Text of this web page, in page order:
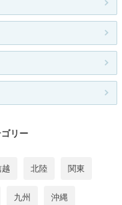
リー
越 北陸 関東
九州 沖縄